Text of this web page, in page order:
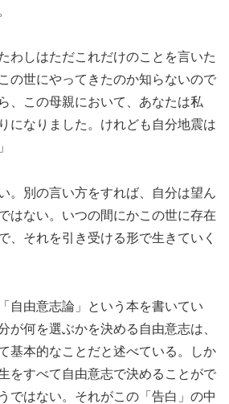
わしはただこれだけのことを言いた
の世にやってきたのか知らないので
、この母親において、あなたは私
になりました。けれども自分地震は
。別の言い方をすれば、自分は望ん
はない。いつの間にかこの世に存在
、それを引き受ける形で生きていく
自由意志論」という本を書いてい
が何を選ぶかを決める自由意志は、
基本的なことだと述べている。しか
をすべて自由意志で決めることがで
ではない。それがこの「告白」の中